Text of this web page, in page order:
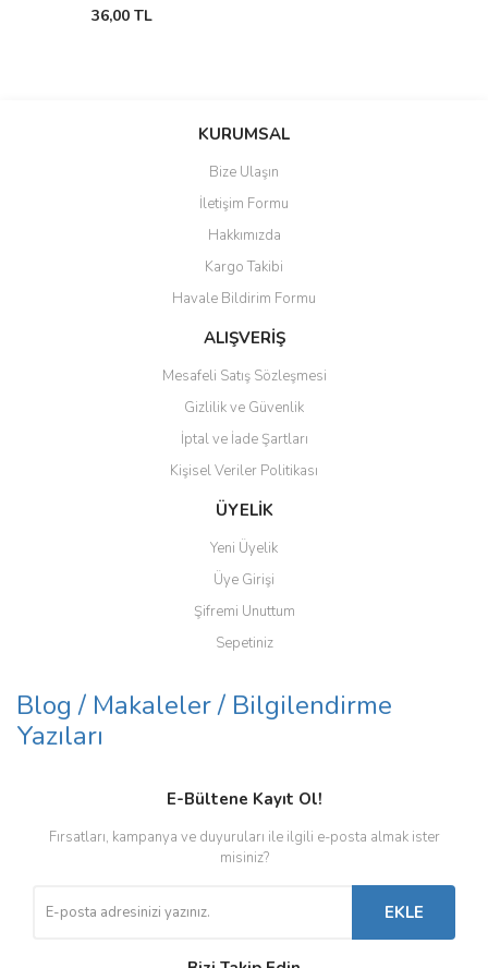
36,00 TL
KURUMSAL
Bize Ulaşın
İletişim Formu
Hakkımızda
Kargo Takibi
Havale Bildirim Formu
ALIŞVERİŞ
Mesafeli Satış Sözleşmesi
Gizlilik ve Güvenlik
İptal ve İade Şartları
Kişisel Veriler Politikası
ÜYELİK
Yeni Üyelik
Üye Girişi
Şifremi Unuttum
Sepetiniz
Blog / Makaleler / Bilgilendirme
Yazıları
E-Bültene Kayıt Ol!
Fırsatları, kampanya ve duyuruları ile ilgili e-posta almak ister
misiniz?
EKLE